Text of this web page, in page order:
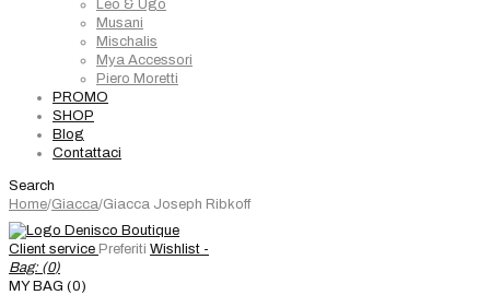
Leo & Ugo
Musani
Mischalis
Mya Accessori
Piero Moretti
PROMO
SHOP
Blog
Contattaci
Search
Home/Giacca/Giacca Joseph Ribkoff
Client service Preferiti Wishlist -
Bag: (0)
MY BAG (0)